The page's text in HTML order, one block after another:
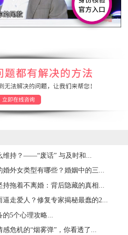
维持？——“废话” 与及时和...
婚外女类型有哪些？婚姻中的三...
持拖着不离婚：背后隐藏的真相...
逼走爱人？修复专家揭秘最蠢的2...
5个心理攻略...
感危机的“烟雾弹”，你看透了...